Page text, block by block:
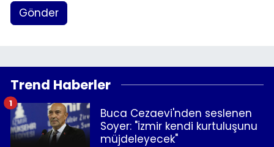
Gönder
Trend Haberler
Buca Cezaevi'nden seslenen
Soyer: "İzmir kendi kurtuluşunu
müjdeleyecek"
1